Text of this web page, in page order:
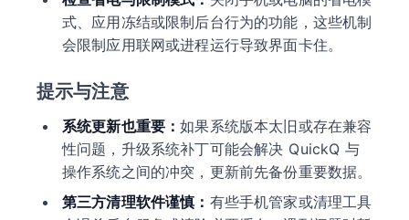
式、应用冻结或限制后台行为的功能，这些机制
会限制应用联网或进程运行导致界面卡住。
提示与注意
系统更新也重要：如果系统版本太旧或存在兼容
性问题，升级系统补丁可能会解决 QuickQ 与
操作系统之间的冲突，更新前先备份重要数据。
第三方清理软件谨慎： 有些手机管家或清理工具